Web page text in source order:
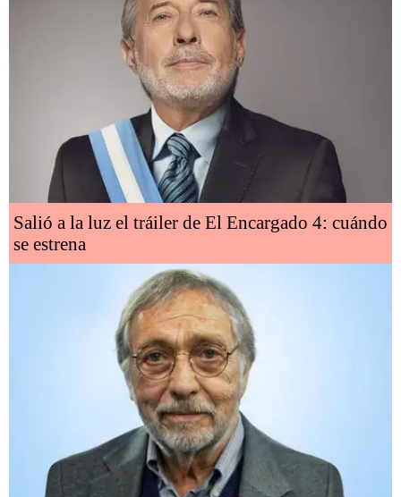
Salió a la luz el tráiler de El Encargado 4: cuándo
se estrena